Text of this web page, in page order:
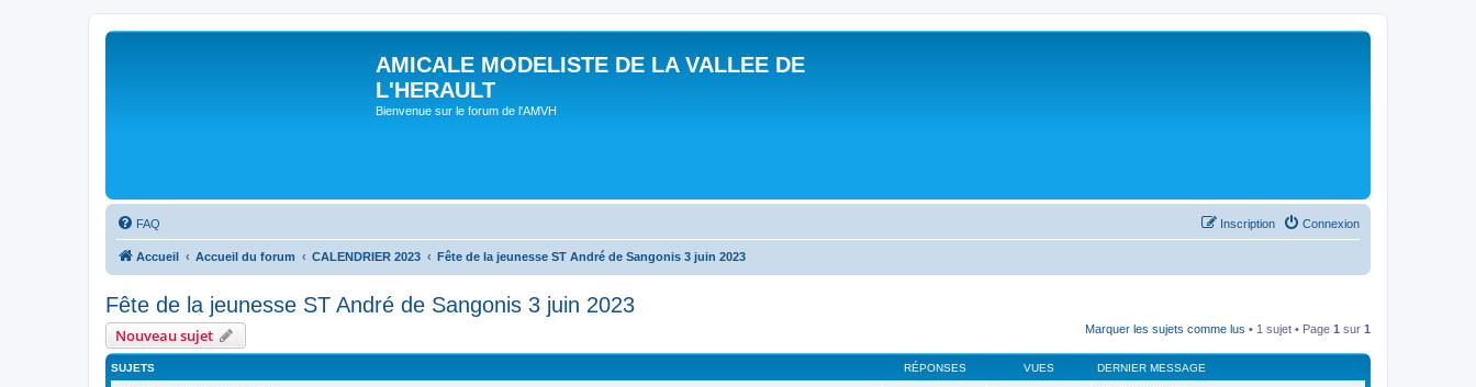
AMICALE MODELISTE DE LA VALLEE DE
L'HERAULT
Bienvenue sur le forum de l'AMVH
FAQ Connexion
Inscription
Accueil Accueil du forum CALENDRIER 2023 Fête de la jeunesse ST André de Sangonis 3 juin 2023
Fête de la jeunesse ST André de Sangonis 3 juin 2023
Nouveau sujet Marquer les sujets comme lus • 1 sujet • Page 1 sur 1
SUJETS RÉPONSES VUES DERNIER MESSAGE